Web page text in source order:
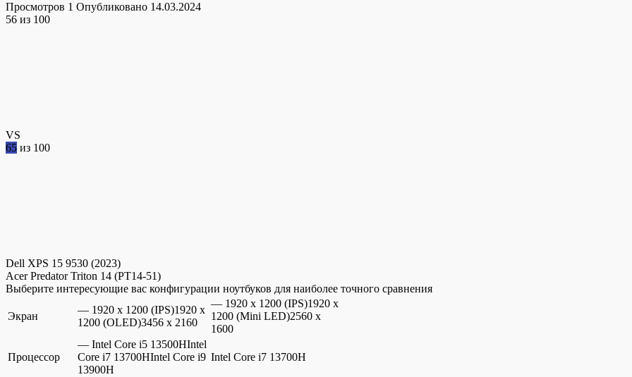
Просмотров 1 Опубликовано 14.03.2024
56 из 100
VS
65 из 100
Dell XPS 15 9530 (2023)
Acer Predator Triton 14 (PT14-51)
Выберите интересующие вас конфигурации ноутбуков для наиболее точного сравнения
Экран
— 1920 x 1200 (IPS)1920 x
1200 (OLED)3456 x 2160
— 1920 x 1200 (IPS)1920 x
1200 (Mini LED)2560 x
1600
Процессор
— Intel Core i5 13500HIntel
Core i7 13700HIntel Core i9
13900H
Intel Core i7 13700H